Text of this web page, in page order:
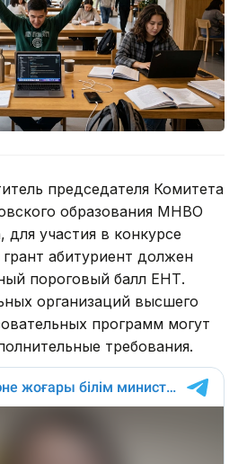
председателя Комитета
образования МНВО
участия в конкурсе
абитуриент должен
пороговый балл ЕНТ.
организаций высшего
программ могут
требования.